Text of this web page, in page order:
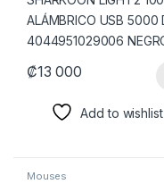
₡13 000
Add to wishlist
Mouses